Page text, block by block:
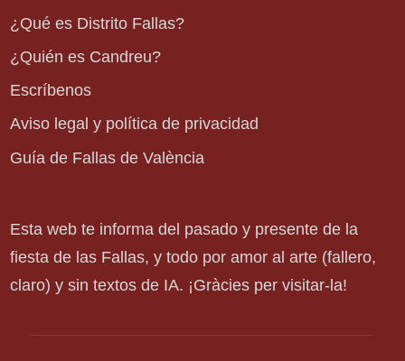
¿Qué es Distrito Fallas?
¿Quién es Candreu?
Escríbenos
Aviso legal y política de privacidad
Guía de Fallas de València
Esta web te informa del pasado y presente de la
fiesta de las Fallas, y todo por amor al arte (fallero,
claro) y sin textos de IA. ¡Gràcies per visitar-la!